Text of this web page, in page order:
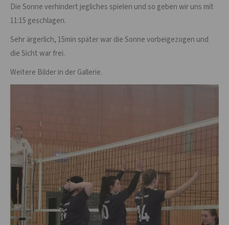
Die Sonne verhindert jegliches spielen und so geben wir uns mit
11:15 geschlagen.
Sehr ärgerlich, 15min später war die Sonne vorbeigezogen und
die Sicht war frei.
Weitere Bilder in der Gallerie.